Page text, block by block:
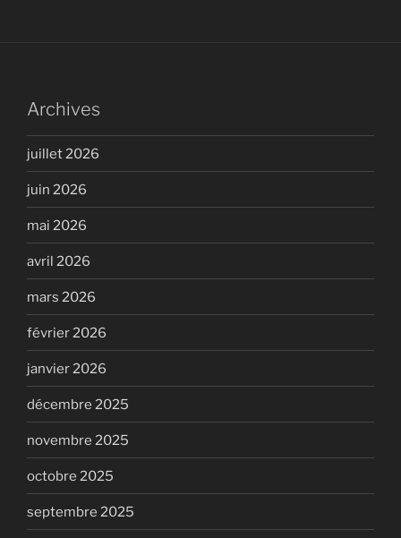
Archives
juillet 2026
juin 2026
mai 2026
avril 2026
mars 2026
février 2026
janvier 2026
décembre 2025
novembre 2025
octobre 2025
septembre 2025